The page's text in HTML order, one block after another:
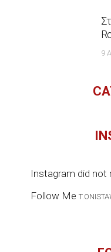
9
Instagram did not
Follow Me